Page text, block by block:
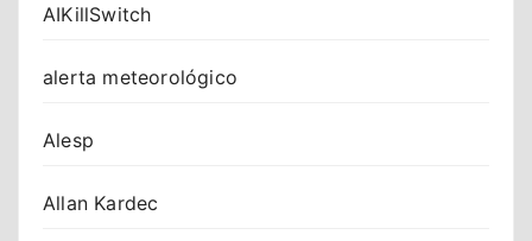
AIKillSwitch
alerta meteorológico
Alesp
Allan Kardec